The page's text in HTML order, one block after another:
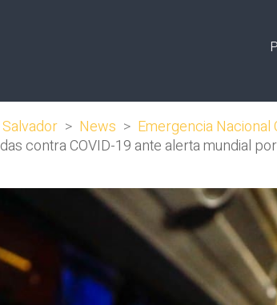
> News > Emergencia Nacional
contra COVID-19 ante alerta mundial